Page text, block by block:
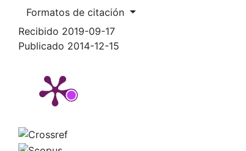
Formatos de citación
Recibido 2019-09-17
Publicado 2014-12-15